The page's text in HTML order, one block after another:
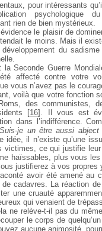
pour intéressants
psychologique
rien de bien mystérieux.
le plaisir de
le moins. Mais il
du
la Seconde Guerre
affectécontre votre
vous n’avez pas le
voilà que votrefonction
des communistes,
[16] . Il vous est
dans l’indifférence.
Suis-je un être aussi abject
idée, il n’existe qu’une
victimes, ce qui justifie leur
haïssables, plus vous
justifierez à vos propres
avoir été amené au
cadavres. Laréaction de
une cruauté
qui venaient de
nerelève-t-il pas du
le corps de
aucuneanimosité,